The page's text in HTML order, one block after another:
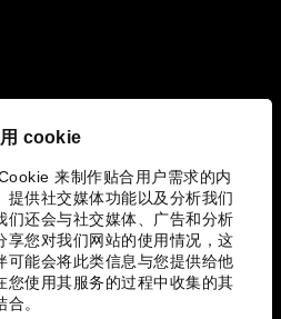
cookie
来制作贴合用户需求的内
提供社交媒体功能以及分析我们
们还会与社交媒体、广告和分析
享您对我们网站的使用情况，这
可能会将此类信息与您提供给他
您使用其服务的过程中收集的其
。